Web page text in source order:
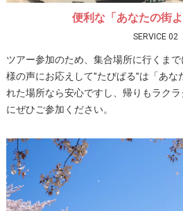
便利な「あなたの街
SERVICE 02
ツアー参加のため、集合場所に行くま
様の声にお応えして"たびぱる"は「あな
れた場所なら安心ですし、帰りもラク
にぜひご参加ください。